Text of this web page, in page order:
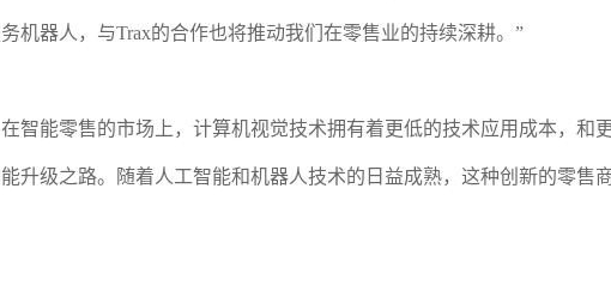
机器人，与Trax的合作也将推动我们在零售业的持续深耕。”
能零售的市场上，计算机视觉技术拥有着更低的技术应用成本，和
升级之路。随着人工智能和机器人技术的日益成熟，这种创新的零售